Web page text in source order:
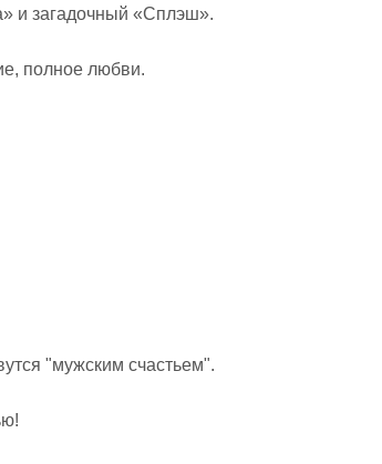
и загадочный «Сплэш».
полное любви.
"мужским счастьем".